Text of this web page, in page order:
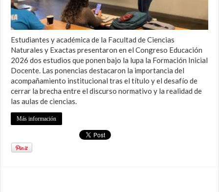
Estudiantes y académica de la Facultad de Ciencias
Naturales y Exactas presentaron en el Congreso Educación
2026 dos estudios que ponen bajo la lupa la Formación Inicial
Docente. Las ponencias destacaron la importancia del
acompañamiento institucional tras el título y el desafío de
cerrar la brecha entre el discurso normativo y la realidad de
las aulas de ciencias.
Más información